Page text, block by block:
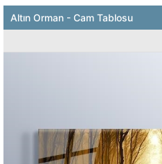
Altın Orman - Cam Tablosu